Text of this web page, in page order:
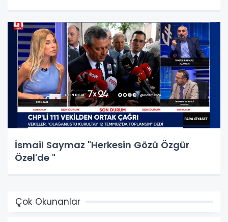
İsmail Saymaz "Herkesin Gözü Özgür
Özel'de "
Çok Okunanlar